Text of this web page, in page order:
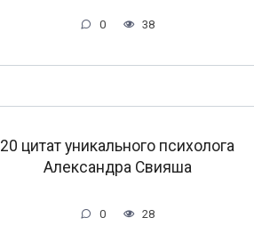
0 38
20 цитат уникального психолога
Александра Свияша
0 28